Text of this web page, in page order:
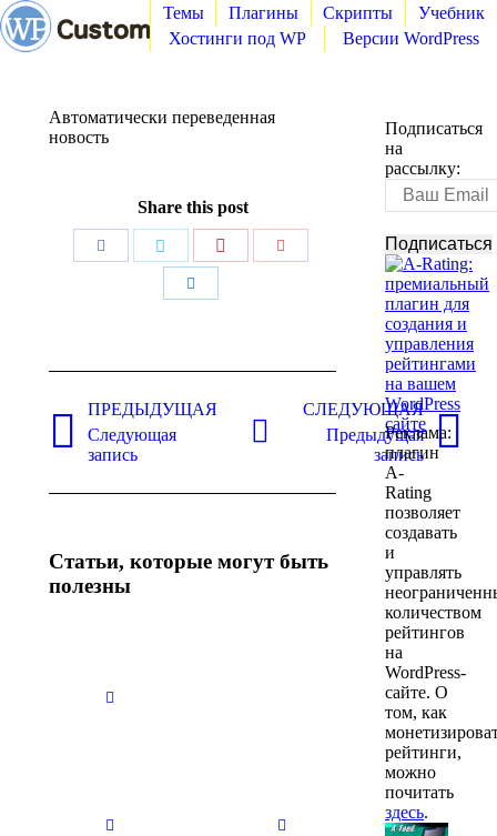
Темы Плагины Скрипты
Учебник
Хостинги под WP
Версии WordPress
Автоматически переведенная
новость
Share this post
ПоделитьсяПоделитьсяПоделитьсяПоделиться
Поделиться
по
записям
ПРЕДЫДУЩАЯ
Предыдущая
запись:
Следующая
запись
СЛЕДУЮЩАЯ
Следующая
Предыдущая
запись
Статьи, которые могут быть
полезны
Нет
заголовка
29.10.2025
Нет
заголовка
29.10.2025
Подписаться
на
рассылку:
Реклама:
плагин
A-
Rating
позволяет
создавать
и
управлять
количеством
рейтингов
на
WordPress-
сайте. О
том, как
рейтинги,
можно
почитать
здесь.